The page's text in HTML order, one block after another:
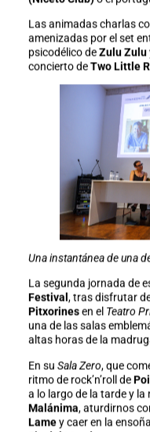
Las animadas charlas
amenizadas por el set
psicodélico deZulu Zulu
concierto deTwo Little
Una instantánea de una
La segunda jornada de
Festival , tras disfrutar
Pitxorinesen el Teatro
una de las salas
altas horas de la
En su Sala Zero, que
ritmo de rock’n’roll de
a lo largo de la tarde y
Malánima, aturdirnos
Lamey caer en la